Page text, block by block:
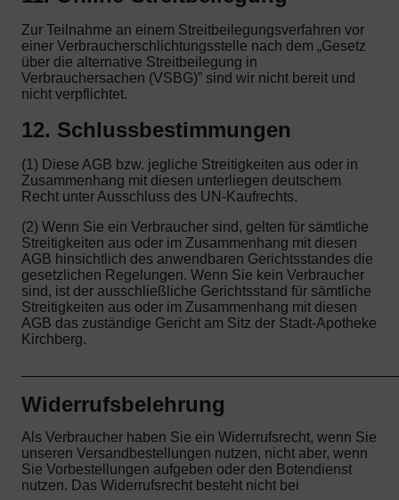
Zur Teilnahme an einem Streitbeilegungsverfahren vor
einer Verbraucherschlichtungsstelle nach dem „Gesetz
über die alternative Streitbeilegung in
Verbrauchersachen (VSBG)” sind wir nicht bereit und
nicht verpflichtet.
12. Schlussbestimmungen
(1) Diese AGB bzw. jegliche Streitigkeiten aus oder in
Zusammenhang mit diesen unterliegen deutschem
Recht unter Ausschluss des UN-Kaufrechts.
(2) Wenn Sie ein Verbraucher sind, gelten für sämtliche
Streitigkeiten aus oder im Zusammenhang mit diesen
AGB hinsichtlich des anwendbaren Gerichtsstandes die
gesetzlichen Regelungen. Wenn Sie kein Verbraucher
sind, ist der ausschließliche Gerichtsstand für sämtliche
Streitigkeiten aus oder im Zusammenhang mit diesen
AGB das zuständige Gericht am Sitz der Stadt-Apotheke
Kirchberg.
Widerrufsbelehrung
Als Verbraucher haben Sie ein Widerrufsrecht, wenn Sie
unseren Versandbestellungen nutzen, nicht aber, wenn
Sie Vorbestellungen aufgeben oder den Botendienst
nutzen. Das Widerrufsrecht besteht nicht bei